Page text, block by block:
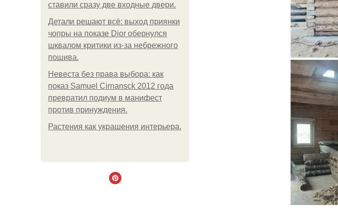
ставили сразу две входные двери.
Детали решают всё: выход приянки
чопры на показе Dior обернулся
шквалом критики из-за небрежного
пошива.
Невеста без права выбора: как
показ Samuel Cirnansck 2012 года
превратил подиум в манифест
против принуждения.
Растения как украшения интерьера.